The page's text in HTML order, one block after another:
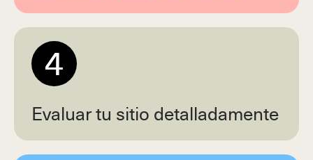
4
Evaluar tu sitio detalladamente